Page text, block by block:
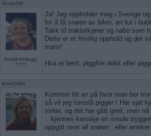
GreteSB
Antall innlegg:
7777
Ja! Jeg oppholder meg i Sverige
for å få snøen av bilen, en tur i
Takk til traktorkjører og nabo som
Dette er et frivillig opphold og det
mars!
Hva er best, piggfrie dekk eller
Emil1960
Kommer litt an på hvor man bor
så vil jeg foreslå pigger ! Har sjøl
vinter, og det har gått greit, men
...kjennes kanskje en smule
oppgitt over all snøen , eller